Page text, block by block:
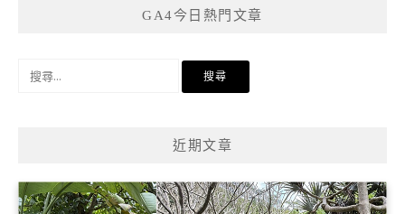
GA4今日熱門文章
近期文章